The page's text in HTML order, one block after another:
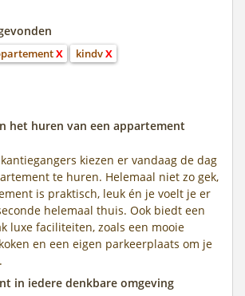
X kindvX
het huren van een appartement
kiezen er vandaag de dag
te huren. Helemaal niet zo gek,
is praktisch, leuk én je voelt je er
helemaal thuis. Ook biedt een
luxe faciliteiten, zoals een mooie
en een eigen parkeerplaats om je
in iedere denkbare omgeving